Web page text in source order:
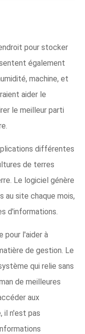
pour stocker
également
machine, et
aider le
le meilleur parti
différentes
de terres
Le logiciel génère
au site chaque mois,
d'informations.
pour l'aider à
de gestion. Le
qui relie sans
de meilleures
aux
il n'est pas